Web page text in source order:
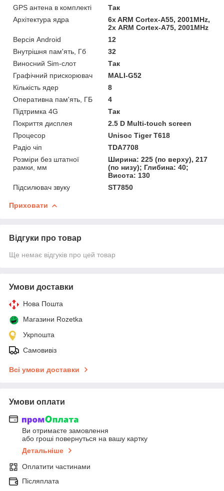
GPS антена в комплекті
Так
Архітектура ядра
6x ARM Cortex-A55, 2001MHz,
2х ARM Cortex-A75, 2001MHz
Версія Android
12
Внутрішня пам'ять, Гб
32
Виносний Sim-слот
Так
Графічний прискорювач
MALI-G52
Кількість ядер
8
Оперативна пам'ять, ГБ
4
Підтримка 4G
Так
Покриття дисплея
2.5 D Multi-touch screen
Процесор
Unisoc Tiger T618
Радіо чіп
TDA7708
Розміри без штатної
рамки, мм
Ширина: 225 (по верху), 217
(по низу); Глибина: 40;
Висота: 130
Підсилювач звуку
ST7850
Приховати
Відгуки про товар
Ще немає відгуків про цей товар
Умови доставки
Нова Пошта
Магазини Rozetka
Укрпошта
Самовивіз
Всі умови доставки
Умови оплати
Ви отримаєте замовлення
або гроші повернуться на вашу картку
Детальніше
Оплатити частинами
Післяплата